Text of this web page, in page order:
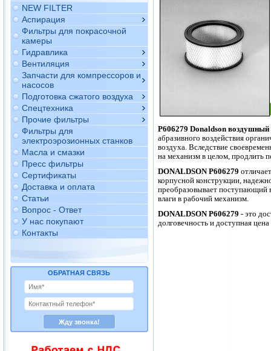
NEW FILTER
Аспирация
Фильтры для покрасочной
камеры
Гидравлика
Вентиляция
Запчасти для компрессоров и
насосов
Подготовка сжатого воздуха
Спецтехника
Прочие фильтры
Фильтры для
электроэрозионных станков
Масла и смазки
Пресс фильтры
Сертификаты
Доставка и оплата
Статьи
Вопрос - Ответ
У нас покупают
Контакты
ОБРАТНАЯ СВЯЗЬ
P606279 Donaldson воздушный
абразивного воздействия
воздуха. Вследствие
на механизм в целом, продлить
DONALDSON P606279
корпусной конструкции,
преобразовывает поступающий
влаги в рабочий механизм.
DONALDSON P606279 - это
долговечность и доступная